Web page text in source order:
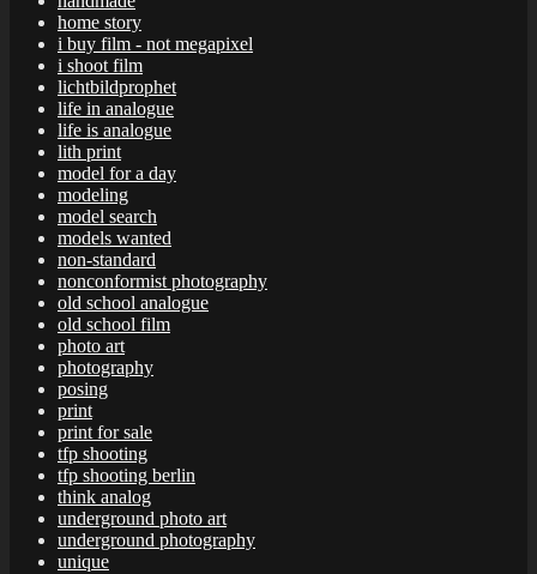
home story
i buy film - not megapixel
i shoot film
lichtbildprophet
life in analogue
life is analogue
lith print
model for a day
modeling
model search
models wanted
non-standard
nonconformist photography
old school analogue
old school film
photo art
photography
posing
print
print for sale
tfp shooting
tfp shooting berlin
think analog
underground photo art
underground photography
unique